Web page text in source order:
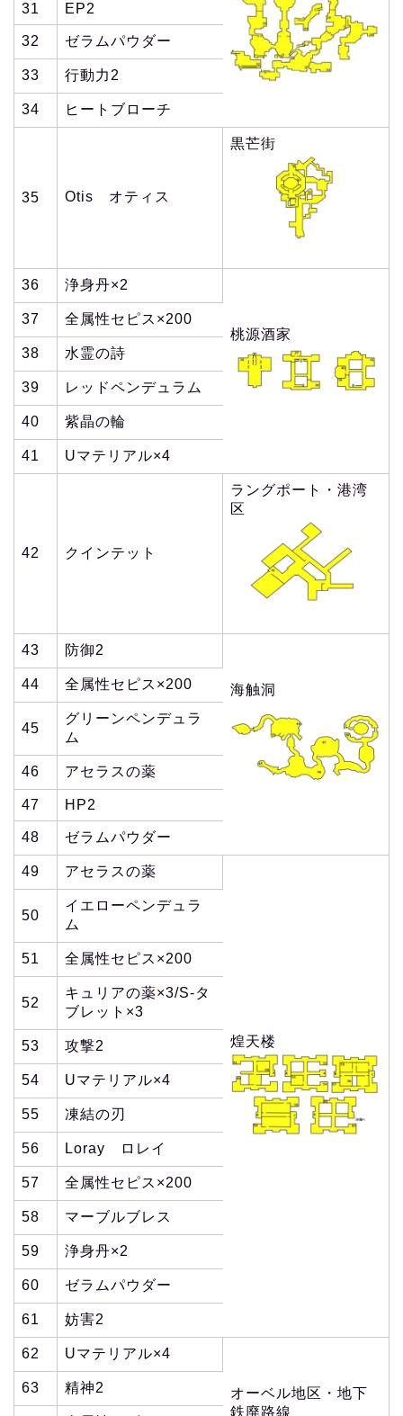
31 EP2
32 ゼラムパウダー
33 行動力2
34 ヒートブローチ
35 Otis オティス
黒芒街
36 浄身丹×2
桃源酒家
37 全属性セピス×200
38 水霊の詩
39 レッドペンデュラム
40 紫晶の輪
41 Uマテリアル×4
42 クインテット
ラングポート・港湾
区
43 防御2
海触洞
44 全属性セピス×200
45
グリーンペンデュラ
ム
46 アセラスの薬
47 HP2
48 ゼラムパウダー
49 アセラスの薬
煌天楼
50
イエローペンデュラ
ム
51 全属性セピス×200
52
キュリアの薬×3/S-タ
ブレット×3
53 攻撃2
54 Uマテリアル×4
55 凍結の刃
56 Loray ロレイ
57 全属性セピス×200
58 マーブルブレス
59 浄身丹×2
60 ゼラムパウダー
61 妨害2
62 Uマテリアル×4
オーベル地区・地下
鉄廃路線
63 精神2